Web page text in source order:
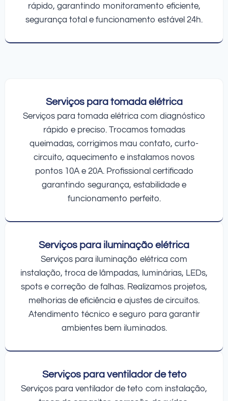
rápido, garantindo monitoramento eficiente,
segurança total e funcionamento estável 24h.
Serviços para tomada elétrica
Serviços para tomada elétrica com diagnóstico
rápido e preciso. Trocamos tomadas
queimadas, corrigimos mau contato, curto-
circuito, aquecimento e instalamos novos
pontos 10A e 20A. Profissional certificado
garantindo segurança, estabilidade e
funcionamento perfeito.
Serviços para iluminação elétrica
Serviços para iluminação elétrica com
instalação, troca de lâmpadas, luminárias, LEDs,
spots e correção de falhas. Realizamos projetos,
melhorias de eficiência e ajustes de circuitos.
Atendimento técnico e seguro para garantir
ambientes bem iluminados.
Serviços para ventilador de teto
Serviços para ventilador de teto com instalação,